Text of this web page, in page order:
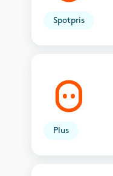
Spotpris
Plus